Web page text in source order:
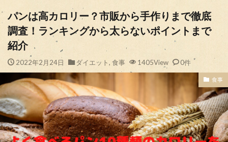
パンは高カロリー？市販から手作りまで徹底
調査！ランキングから太らないポイントまで
紹介
2022年2月24日 ダイエット, 食事 1405View 0件
食事